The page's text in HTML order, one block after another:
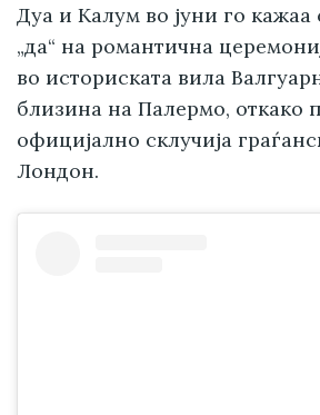
Дуа и Калум во јуни го кажаа
„да“ на романтична
во историската вила
близина на Палермо, откако
официјално склучија
Лондон.